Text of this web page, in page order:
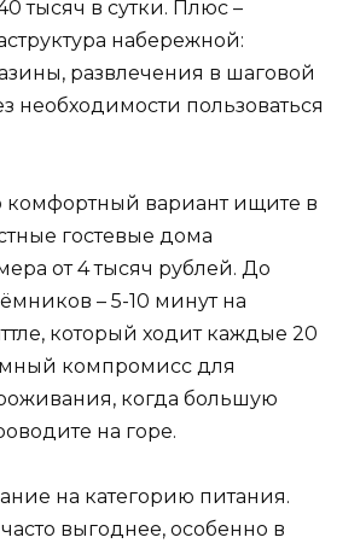
тысяч в сутки. Плюс –
набережной:
развлечения в шаговой
необходимости пользоваться
вариант ищите в
гостевые дома
от 4 тысяч рублей. До
– 5-10 минут на
который ходит каждые 20
компромисс для
когда большую
на горе.
на категорию питания.
выгоднее, особенно в